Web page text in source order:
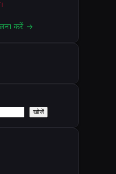
करें →
खोजें